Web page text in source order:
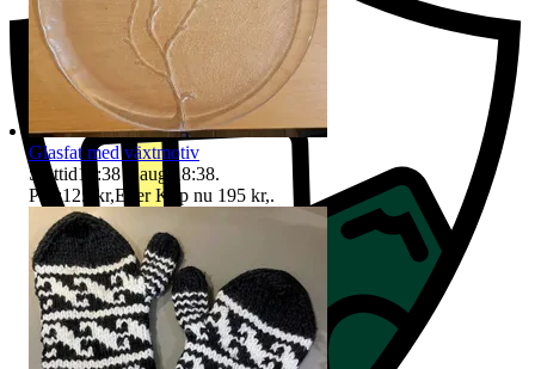
Glasfat med växtmotiv
Sluttid18:38 8 aug 18:38.
Pris:125 kr,Eller Köp nu 195 kr,.